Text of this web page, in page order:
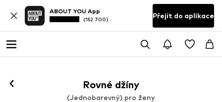
ABOUT YOU App
(152 700) Přejít do aplikace
Rovné džíny
(Jednobarevný) pro ženy